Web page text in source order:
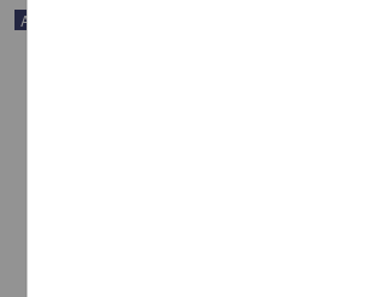
Artículo